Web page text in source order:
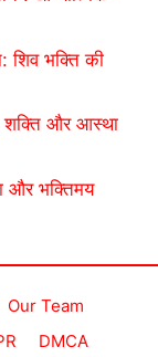
शिव भक्ति की
शक्ति और आस्था
और भक्तिमय
Our Team
DMCA